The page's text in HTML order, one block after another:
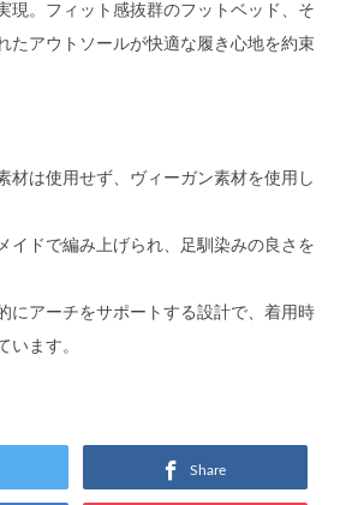
現。フィット感抜群のフットベッド、そ
たアウトソールが快適な履き心地を約束
材は使用せず、ヴィーガン素材を使用し
イドで編み上げられ、足馴染みの良さを
にアーチをサポートする設計で、着用時
います。
Share